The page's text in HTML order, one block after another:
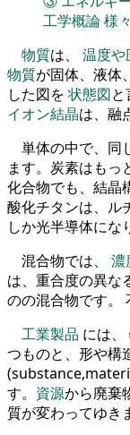
工学概論様
物質は、 温度や
物質が固体、液体
した図を 状態図と
イオン結晶は、融
単体の中で、同
ます。炭素はもっ
化合物でも、結晶
酸化チタンは、ル
しか光半導体にな
混合物では、 濃
は、重合度の異な
のの混合物です。
工業製品 には
つものと、形や構
す。 資源から廃棄
質が変わってゆき